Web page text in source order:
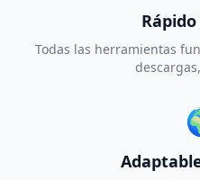
Todas las herramientas